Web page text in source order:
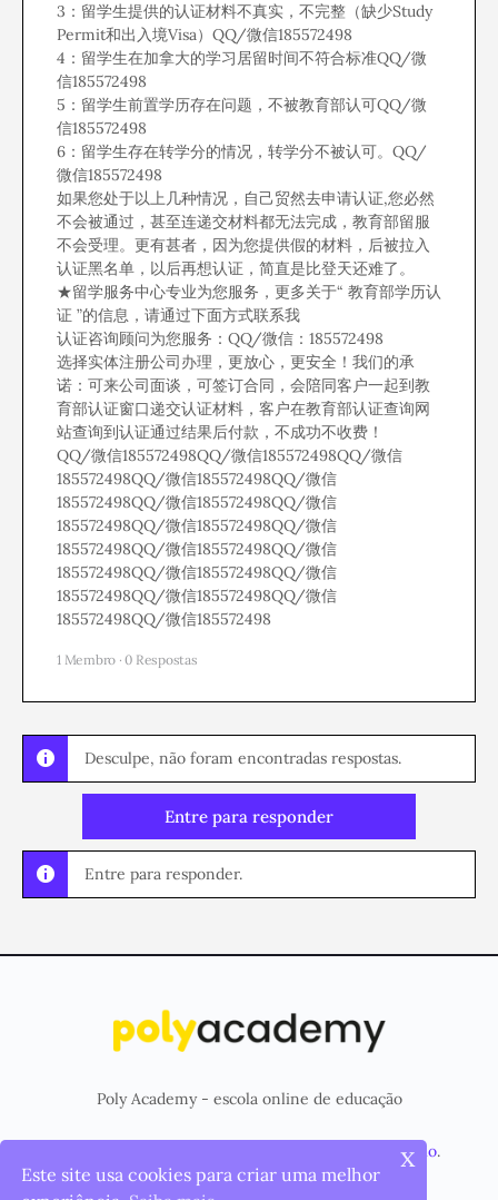
3：留学生提供的认证材料不真实，不完整（缺少Study
Permit和出入境Visa）QQ/微信185572498
4：留学生在加拿大的学习居留时间不符合标准QQ/微
信185572498
5：留学生前置学历存在问题，不被教育部认可QQ/微
信185572498
6：留学生存在转学分的情况，转学分不被认可。QQ/
微信185572498
如果您处于以上几种情况，自己贸然去申请认证,您必然
不会被通过，甚至连递交材料都无法完成，教育部留服
不会受理。更有甚者，因为您提供假的材料，后被拉入
认证黑名单，以后再想认证，简直是比登天还难了。
★留学服务中心专业为您服务，更多关于“ 教育部学历认
证 ”的信息，请通过下面方式联系我
认证咨询顾问为您服务：QQ/微信：185572498
选择实体注册公司办理，更放心，更安全！我们的承
诺：可来公司面谈，可签订合同，会陪同客户一起到教
育部认证窗口递交认证材料，客户在教育部认证查询网
站查询到认证通过结果后付款，不成功不收费！
QQ/微信185572498QQ/微信185572498QQ/微信
185572498QQ/微信185572498QQ/微信
185572498QQ/微信185572498QQ/微信
185572498QQ/微信185572498QQ/微信
185572498QQ/微信185572498QQ/微信
185572498QQ/微信185572498QQ/微信
185572498QQ/微信185572498QQ/微信
185572498QQ/微信185572498
1 Membro · 0 Respostas
Desculpe, não foram encontradas respostas.
Entre para responder
Entre para responder.
Poly Academy - escola online de educação
Poly Studio.
Página Inicial
Cursos
Menu
Este site usa cookies para criar uma melhor
x